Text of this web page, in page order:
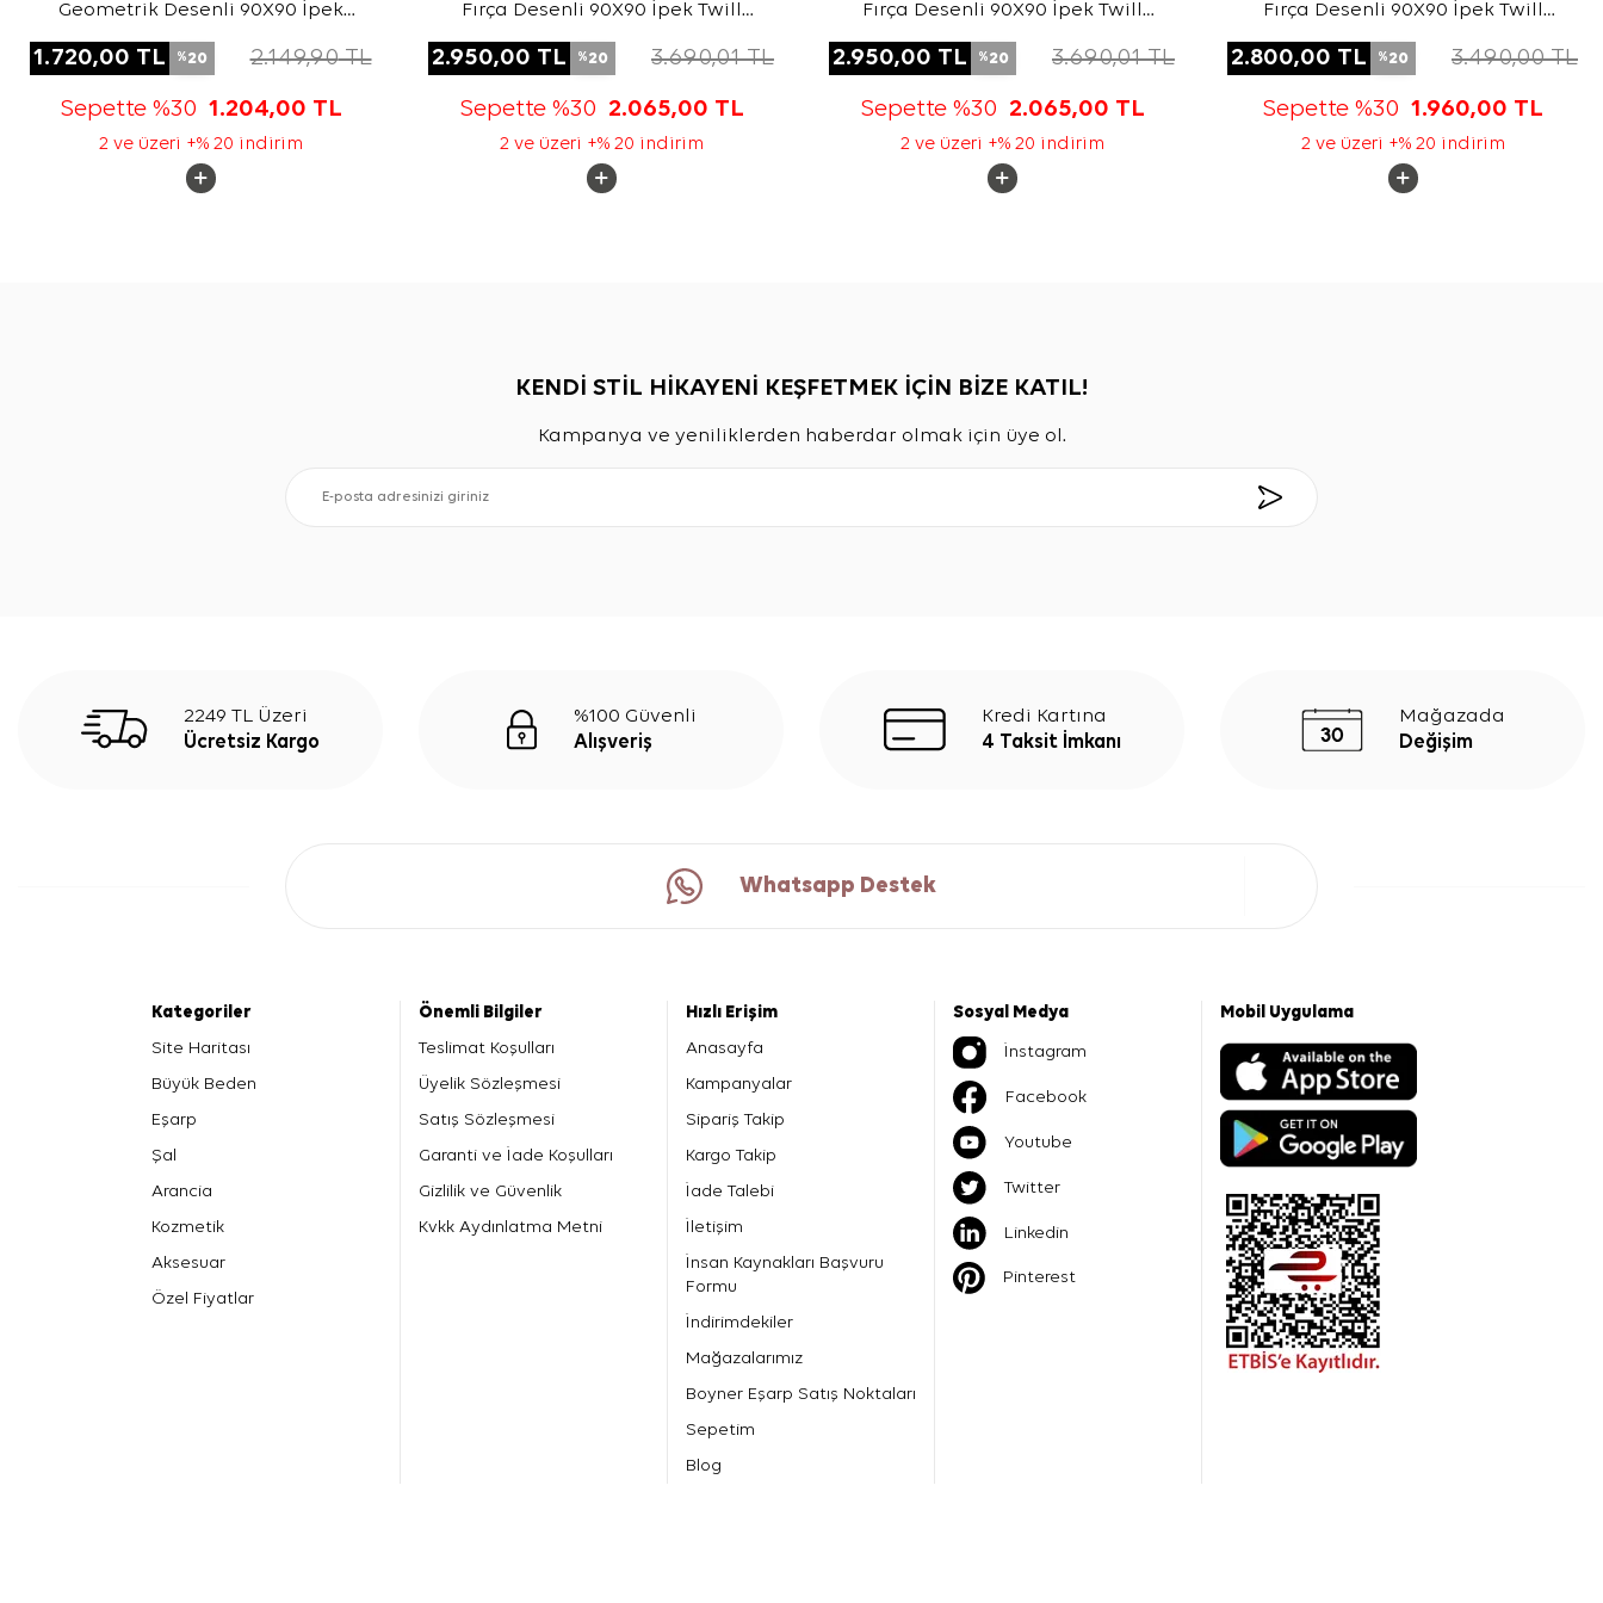
Geometrik Desenli 90X90 İpek
1.720,00 TL %20 2.149,90TL
Sepette %30 1.204,00 TL
2 ve üzeri +% 20 indirim
Fırça Desenli 90X90 İpek Twill
2.950,00 TL %20 3.690,01TL
Sepette %30 2.065,00 TL
2 ve üzeri +% 20 indirim
Fırça Desenli 90X90 İpek Twill
2.950,00 TL %20 3.690,01TL
Sepette %30 2.065,00 TL
2 ve üzeri +% 20 indirim
Fırça Desenli 90X90 İpek Twill
2.800,00 TL %20 3.490,00TL
Sepette %30 1.960,00 TL
2 ve üzeri +% 20 indirim
KENDİ STİL HİKAYENİ KEŞFETMEK İÇİN BİZE KATIL!
Kampanya ve yeniliklerden haberdar olmak için üye ol.
2249 TL Üzeri
Ücretsiz Kargo
%100 Güvenli
Alışveriş
Kredi Kartına
4 Taksit İmkanı
Mağazada
Değişim
Whatsapp Destek
Kategoriler
Site Haritası
Büyük Beden
Eşarp
Şal
Arancia
Kozmetik
Aksesuar
Özel Fiyatlar
Önemli Bilgiler
Teslimat Koşulları
Üyelik Sözleşmesi
Satış Sözleşmesi
Garanti ve İade Koşulları
Gizlilik ve Güvenlik
Kvkk Aydınlatma Metni
Hızlı Erişim
Anasayfa
Kampanyalar
Sipariş Takip
Kargo Takip
İade Talebi
İletişim
İnsan Kaynakları Başvuru
Formu
İndirimdekiler
Mağazalarımız
Boyner Eşarp Satış Noktaları
Sepetim
Blog
Sosyal Medya
İnstagram
Facebook
Youtube
Twitter
Linkedin
Pinterest
Mobil Uygulama